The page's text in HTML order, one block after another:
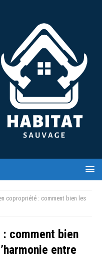
copropriété : comment bien les
comment bien
entre